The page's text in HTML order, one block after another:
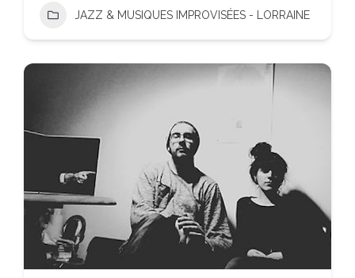
JAZZ & MUSIQUES IMPROVISÉES - LORRAINE